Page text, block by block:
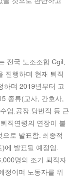
전국 노조조합 Cgil,
진행하며 현재 퇴직
하며 2019년부터 고
종류(교사, 간호사,
업,공장.당번직 등 근
직연령의 연장이 불
로 발표함. 최종적
)에 발표될 예정임.
명의 조기 퇴직자
정이며 노동자를 위